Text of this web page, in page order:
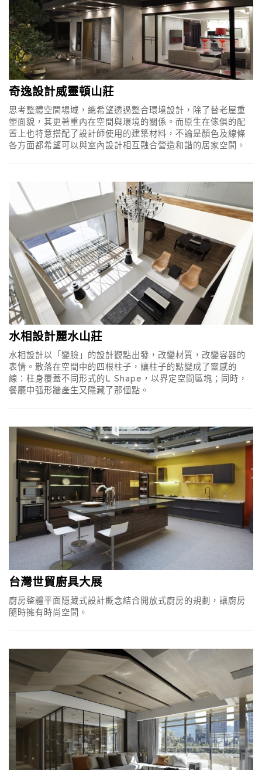
奇逸設計威靈頓山莊
思考整體空間場域，總希望透過整合環境設計，除了替老屋重
塑面貌，其更著重內在空間與環境的關係。而原生在傢俱的配
置上也特意搭配了設計師使用的建築材料，不論是顏色及線條
各方面都希望可以與室內設計相互融合營造和諧的居家空間。
水相設計麗水山莊
水相設計以「變臉」的設計觀點出發，改變材質，改變容器的
表情。散落在空間中的四根柱子，讓柱子的點變成了靈感的
線：柱身覆蓋不同形式的L Shape，以界定空間區塊；同時，
餐廳中弧形牆產生又隱藏了那個點。
台灣世貿廚具大展
廚房整體平面隱藏式設計概念結合開放式廚房的規劃，讓廚房
隨時擁有時尚空間。